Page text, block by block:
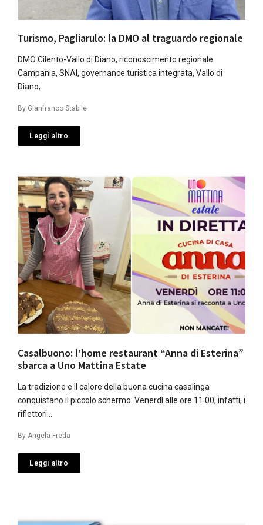
Turismo, Pagliarulo: la DMO al traguardo regionale
DMO Cilento-Vallo di Diano, riconoscimento regionale
Campania, SNAI, governance turistica integrata, Vallo di
Diano,
By Gianfranco Stabile
Leggi altro
Casalbuono: l’home restaurant “Anna di Esterina”
sbarca a Uno Mattina Estate
La tradizione e il calore della buona cucina casalinga
conquistano il piccolo schermo. Venerdì alle ore 11:00, infatti, i
riflettori…
By Angela Freda
Leggi altro